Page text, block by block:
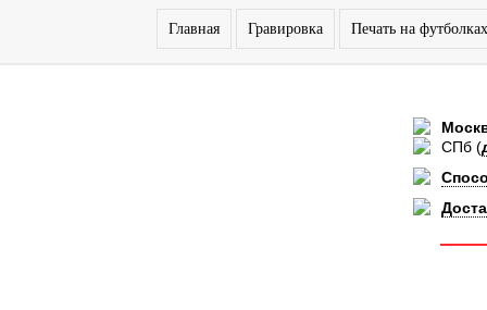
Главная Гравировка Печать на футболках
СПб (